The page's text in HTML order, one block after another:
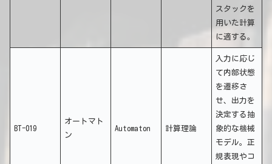
スタックを
用いた計算
に適する。
BT-019
オートマト
ン
Automaton 計算理論
入力に応じ
て内部状態
を遷移さ
せ、出力を
決定する抽
象的な機械
モデル。正
規表現やコ